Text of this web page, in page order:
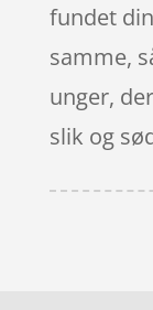
fundet
samme,
unger,
slik og